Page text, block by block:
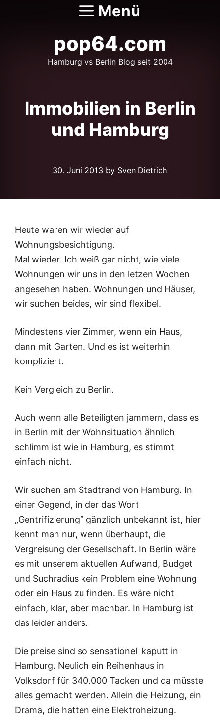
Menü
pop64.com
Hamburg vs Berlin Blog seit 2004
Immobilien in Berlin
und Hamburg
30. Juni 2013 by Sven Dietrich
Heute waren wir wieder auf
Wohnungsbesichtigung.
Mal wieder. Ich weiß gar nicht, wie viele
Wohnungen wir uns in den letzen Wochen
angesehen haben. Wohnungen und Häuser,
wir suchen beides, wir sind flexibel.
Mindestens vier Zimmer, wenn ein Haus,
dann mit Garten. Und es ist weiterhin
kompliziert.
Kein Vergleich zu Berlin.
Auch wenn alle Beteiligten jammern, dass es
in Berlin mit der Wohnsituation ähnlich
schlimm ist wie in Hamburg, es stimmt
einfach nicht.
Wir suchen am Stadtrand von Hamburg. In
einer Gegend, in der das Wort
„Gentrifizierung“ gänzlich unbekannt ist, hier
kennt man nur, wenn überhaupt, die
Vergreisung der Gesellschaft. In Berlin wäre
es mit unserem aktuellen Aufwand, Budget
und Suchradius kein Problem eine Wohnung
oder ein Haus zu finden. Es wäre nicht
einfach, klar, aber machbar. In Hamburg ist
das leider anders.
Die preise sind so sensationell kaputt in
Hamburg. Neulich ein Reihenhaus in
Volksdorf für 340.000 Tacken und da müsste
alles gemacht werden. Allein die Heizung, ein
Drama, die hatten eine Elektroheizung.